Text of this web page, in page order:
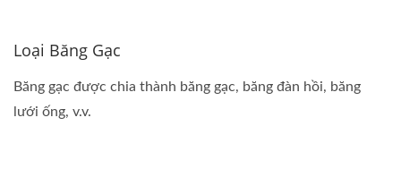
Loại Băng Gạc
Băng gạc được chia thành băng gạc, băng đàn hồi, băng
lưới ống, v.v.